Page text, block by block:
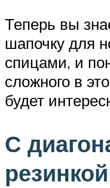
Теперь вы
шапочку для
спицами, и
сложного в
будет
С
резинкой